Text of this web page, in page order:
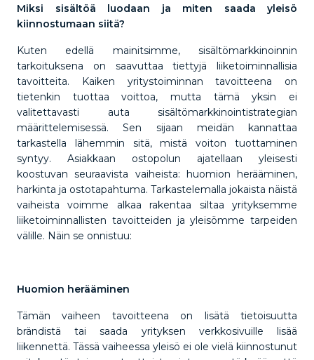
Miksi sisältöä luodaan ja miten saada yleisö
kiinnostumaan siitä?
Kuten edellä mainitsimme, sisältömarkkinoinnin
tarkoituksena on saavuttaa tiettyjä liiketoiminnallisia
tavoitteita. Kaiken yritystoiminnan tavoitteena on
tietenkin tuottaa voittoa, mutta tämä yksin ei
valitettavasti auta sisältömarkkinointistrategian
määrittelemisessä. Sen sijaan meidän kannattaa
tarkastella lähemmin sitä, mistä voiton tuottaminen
syntyy. Asiakkaan ostopolun ajatellaan yleisesti
koostuvan seuraavista vaiheista: huomion herääminen,
harkinta ja ostotapahtuma. Tarkastelemalla jokaista näistä
vaiheista voimme alkaa rakentaa siltaa yrityksemme
liiketoiminnallisten tavoitteiden ja yleisömme tarpeiden
välille. Näin se onnistuu:
Huomion herääminen
Tämän vaiheen tavoitteena on lisätä tietoisuutta
brändistä tai saada yrityksen verkkosivuille lisää
liikennettä. Tässä vaiheessa yleisö ei ole vielä kiinnostunut